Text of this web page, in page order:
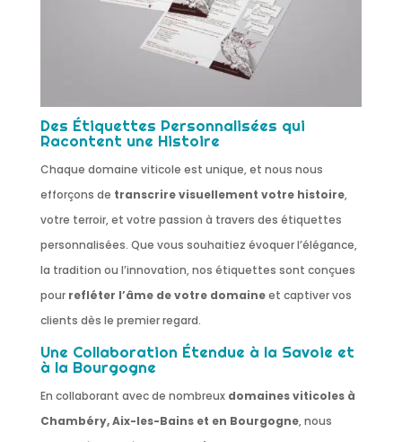
Des Étiquettes Personnalisées qui
Racontent une Histoire
Chaque domaine viticole est unique, et nous nous
efforçons de transcrire visuellement votre histoire,
votre terroir, et votre passion à travers des étiquettes
personnalisées. Que vous souhaitiez évoquer l’élégance,
la tradition ou l’innovation, nos étiquettes sont conçues
pour refléter l’âme de votre domaineet captiver vos
clients dès le premier regard.
Une Collaboration Étendue à la Savoie et
à la Bourgogne
En collaborant avec de nombreux domaines viticoles à
Chambéry, Aix-les-Bains et en Bourgogne, nous